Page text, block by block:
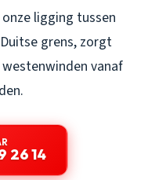
ligging tussen
grens, zorgt
vanaf
26 14